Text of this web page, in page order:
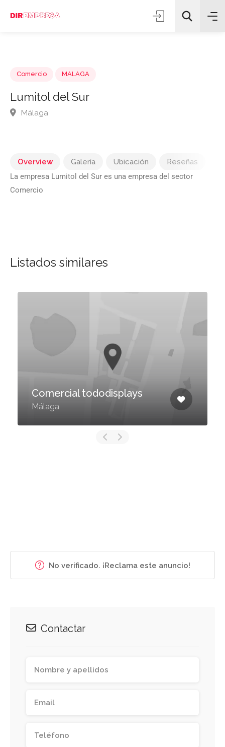
Lumitol del Sur
Overview Galería Ubicación
Reseñas
La empresa Lumitol del Sur es una empresa del sector
Comercio
Listados similares
Comercial tododisplays
Málaga
No verificado. ¡Reclama este anuncio!
Contactar